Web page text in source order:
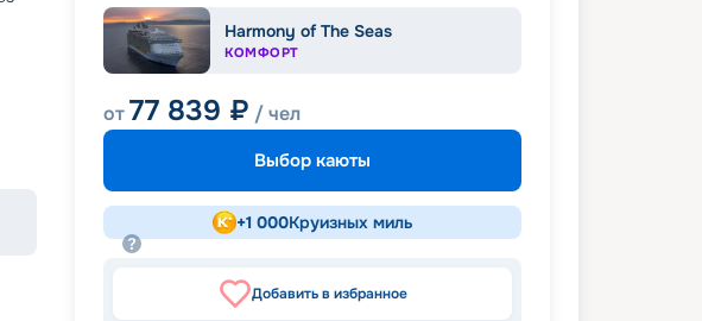
Harmony of The Seas
КОМФОРТ
от77 839 ₽ / чел
Выбор каюты
+1 000Круизных миль
Добавить в избранное